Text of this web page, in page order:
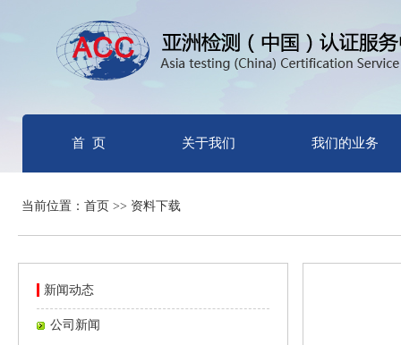
首 页 关于我们 我们的业务
当前位置：首页 >> 资料下载
新闻动态
公司新闻